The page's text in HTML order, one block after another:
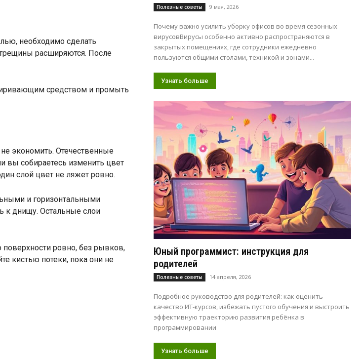
необходимо сделать
расширяются. После
средством и промыть
экономить. Отечественные
вы собираетесь изменить цвет
слой цвет не ляжет ровно.
и горизонтальными
к днищу. Остальные слои
ровно, без рывков,
кистью потеки, пока они не
Полезные советы 9 мая, 2026
Почему важно усилить уборку офисов во время сезонных
вирусовВирусы особенно активно распространяются в
закрытых помещениях, где сотрудники ежедневно
пользуются общими столами, техникой и зонами...
Узнать больше
Юный программист: инструкция для
родителей
Полезные советы 14 апреля, 2026
Подробное руководство для родителей: как оценить
качество ИТ-курсов, избежать пустого обучения и выстроить
эффективную траекторию развития ребёнка в
программировании
Узнать больше